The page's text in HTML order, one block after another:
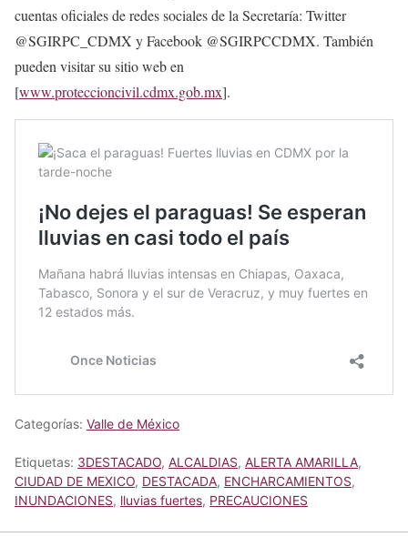
cuentas oficiales de redes sociales de la Secretaría: Twitter
@SGIRPC_CDMX y Facebook @SGIRPCCDMX. También
pueden visitar su sitio web en
[www.proteccioncivil.cdmx.gob.mx].
Categorías: Valle de México
Etiquetas: 3DESTACADO, ALCALDIAS, ALERTA AMARILLA,
CIUDAD DE MEXICO, DESTACADA, ENCHARCAMIENTOS,
INUNDACIONES, lluvias fuertes, PRECAUCIONES